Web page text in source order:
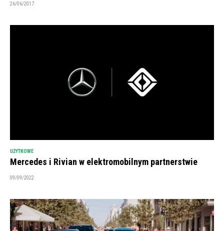
26/06/2017
UŻYTKOWE
Mercedes i Rivian w elektromobilnym partnerstwie
09/09/2022